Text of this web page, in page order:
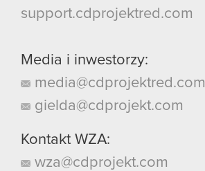
support.cdprojektred.com
Media i inwestorzy:
media@cdprojektred.com
gielda@cdprojekt.com
Kontakt WZA:
wza@cdprojekt.com